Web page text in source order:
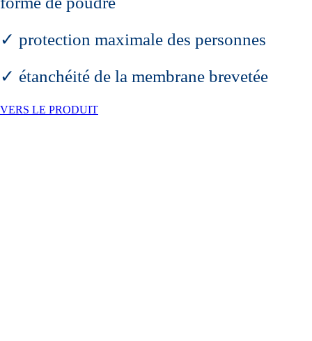
✓ protection maximale des personnes
✓ étanchéité de la membrane brevetée
VERS LE PRODUIT